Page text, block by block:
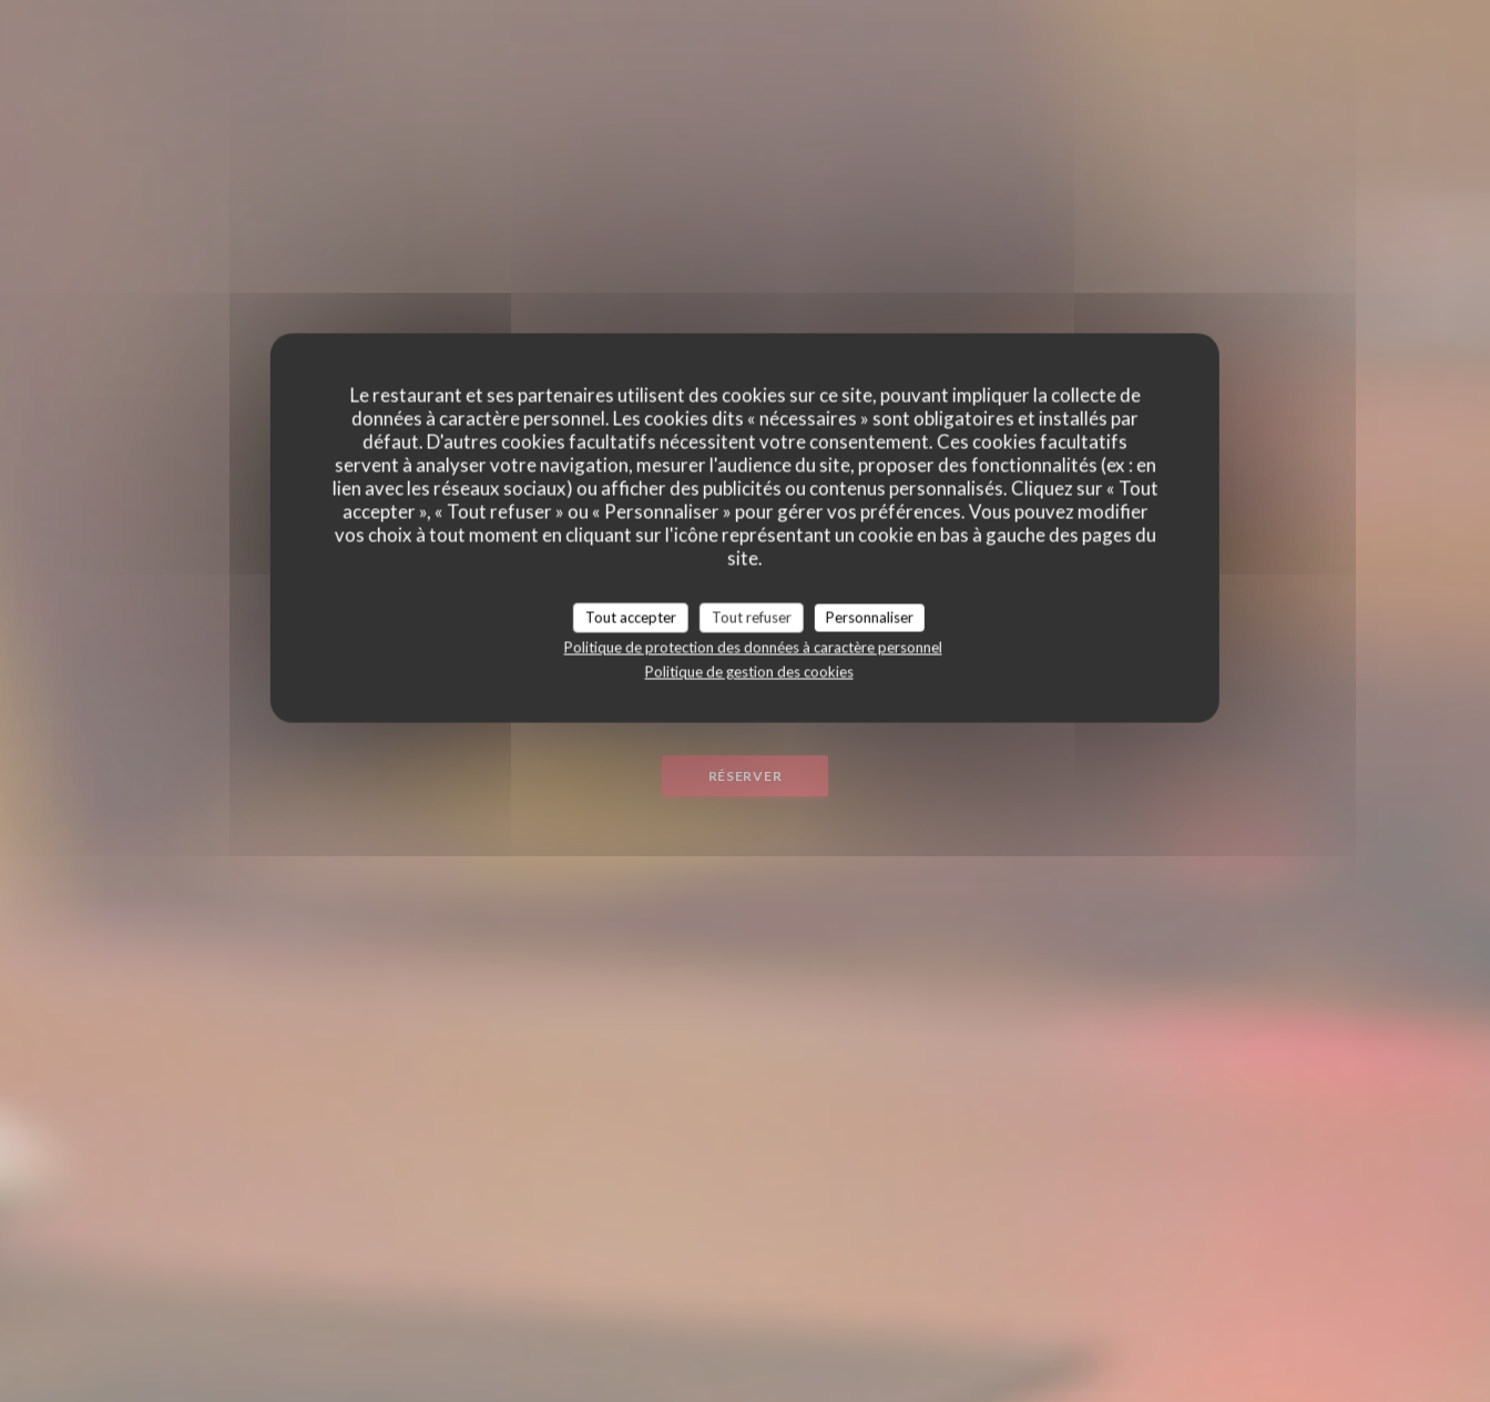
Le restaurant et ses partenaires utilisent des cookies sur ce site, pouvant impliquer la collecte de
données à caractère personnel. Les cookies dits « nécessaires » sont obligatoires et installés par
défaut. D'autres cookies facultatifs nécessitent votre consentement. Ces cookies facultatifs
servent à analyser votre navigation, mesurer l'audience du site, proposer des fonctionnalités (ex : en
lien avec les réseaux sociaux) ou afficher des publicités ou contenus personnalisés. Cliquez sur « Tout
accepter », « Tout refuser » ou « Personnaliser » pour gérer vos préférences. Vous pouvez modifier
vos choix à tout moment en cliquant sur l'icône représentant un cookie en bas à gauche des pages du
site.
Tout accepter Tout refuser
Personnaliser
Politique de protection des données à caractère personnel
Politique de gestion des cookies
LA TERRASSE BERCY
RÉSERVER